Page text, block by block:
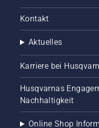
Kontakt
Aktuelles
Karriere bei
Husqvarnas
Nachhaltigkeit
Online Shop